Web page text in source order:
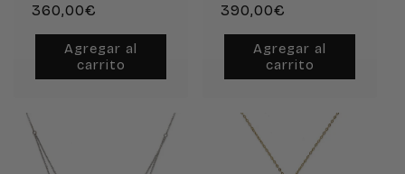
Precio
habitual
360,00€
Agregar al
carrito
Precio
habitual
390,00€
Agregar al
carrito